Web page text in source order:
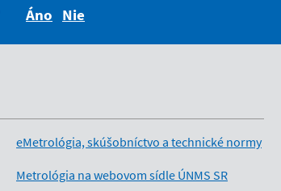
Áno Nie
eMetrológia, skúšobníctvo a technické normy
Metrológia na webovom sídle ÚNMS SR